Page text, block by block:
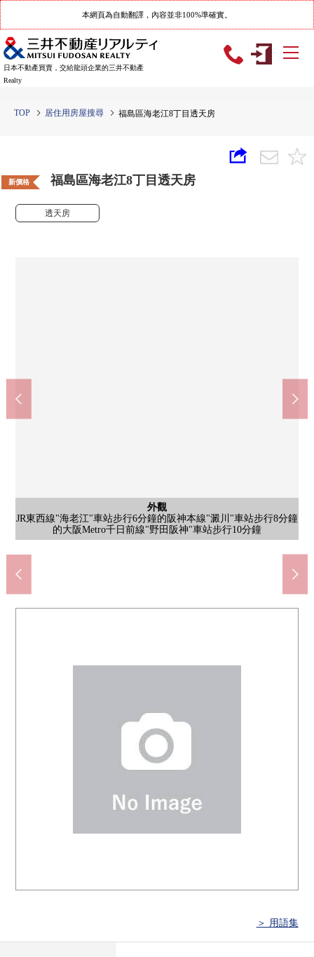
本網頁為自動翻譯，內容並非100%準確實。
日本不動產買賣，交給龍頭企業的三井不動產
Realty
TOP 居住用房屋搜尋 福島區海老江8丁目透天房
新價格 福島區海老江8丁目透天房
透天房
外觀
JR東西線"海老江"車站步行6分鐘的阪神本線"澱川"車站步行8分鐘
的大阪Metro千日前線"野田阪神"車站步行10分鐘
外觀
2月築的3層的住宅LDK是約16.3張塌塌米面積2021年
外觀
JR東西線"海老江"車站步行6分鐘的阪神本線"澱川"車站步行8分鐘
的大阪Metro千日前線"野田阪神"車站步行10分鐘
外觀
2月築的3層的住宅LDK是約16.3張塌塌米面積2021年
含有前面道路的外觀
JR東西線"海老江"車站步行6分鐘的阪神本線"澱川"車站步行8分鐘
的大阪Metro千日前線"野田阪神"車站步行10分鐘
含有前面道路的外觀
前面道路
外觀
儲藏室約4.5張塌塌米有，窗、收納的，并且能靈活運用於多目的
在1樓。
外觀
2021年2月築的3層，并且是3SLDK住戸
AEON STYLE海老江(約750m)
步行10分鐘。
7-Eleven大阪海老江2丁目商店(約400m)
步行5分鐘。
全家便利店大開3丁目商店(約550m)
步行7分鐘。
生活購物中心科印度烤餅福島大開商店(約950m)
步行12分鐘。
大阪市立8阪中學(約1100m)
步行12分鐘。
大阪市立蝦江東小學(約700m)
步行9分鐘。
＞ 用語集